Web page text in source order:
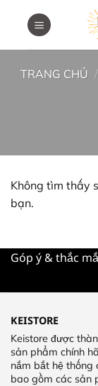
TRANG CHỦ /
Không tìm thấy
bạn.
Góp ý & thắc
KEISTORE
Keistore được
sản phẩm chính
nắm bắt hệ thống
bao gồm các sản